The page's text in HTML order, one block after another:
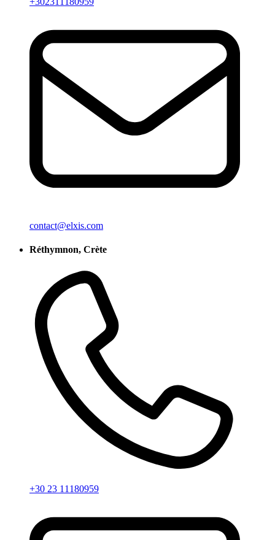
contact@elxis.com
Réthymnon, Crète
+30 23 11180959